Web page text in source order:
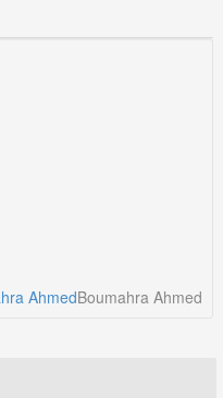
Boumahra Ahmed
Ahmed